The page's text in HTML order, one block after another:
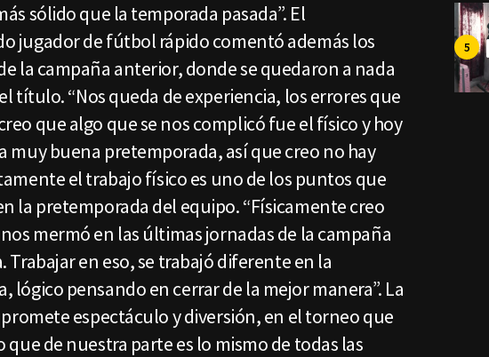
sólido que la temporada pasada”. El
jugador de fútbol rápido comentó además los
la campaña anterior, donde se quedaron a nada
título. “Nos queda de experiencia, los errores que
que algo que se nos complicó fue el físico y hoy
muy buena pretemporada, así que creo no hay
el trabajo físico es uno de los puntos que
la pretemporada del equipo. “Físicamente creo
mermó en las últimas jornadas de la campaña
Trabajar en eso, se trabajó diferente en la
lógico pensando en cerrar de la mejor manera”. La
espectáculo y diversión, en el torneo que
que de nuestra parte es lo mismo de todas las